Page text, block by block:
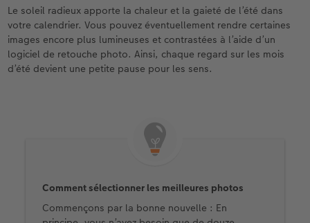
Le soleil radieux apporte la chaleur et la gaieté de l’été dans
votre calendrier. Vous pouvez éventuellement rendre certaines
images encore plus lumineuses et contrastées à l’aide d’un
logiciel de retouche photo. Ainsi, chaque regard sur les mois
d’été devient une petite pause pour les sens.
Comment sélectionner les meilleures photos
Commençons par la bonne nouvelle : En